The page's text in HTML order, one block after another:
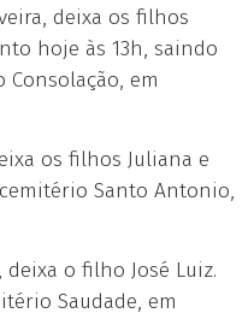
deixa os filhos
hoje às 13h, saindo
em
os filhos Juliana e
Santo Antonio,
deixa o filho José Luiz.
Saudade, em